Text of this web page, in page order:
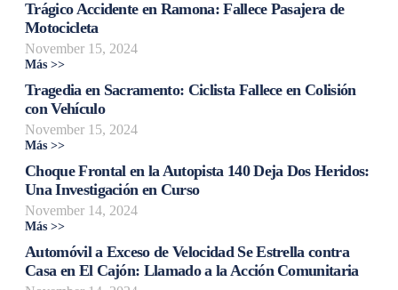
Trágico Accidente en Ramona: Fallece Pasajera de
Motocicleta
November 15, 2024
Más >>
Tragedia en Sacramento: Ciclista Fallece en Colisión
con Vehículo
November 15, 2024
Más >>
Choque Frontal en la Autopista 140 Deja Dos Heridos:
Una Investigación en Curso
November 14, 2024
Más >>
Automóvil a Exceso de Velocidad Se Estrella contra
Casa en El Cajón: Llamado a la Acción Comunitaria